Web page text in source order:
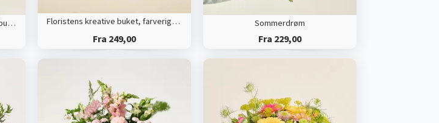
Floristens farverige kondolencebuket Floristens kreative buket, farverige nuancer
Fra 249,00
Sommerdrøm
Fra 229,00